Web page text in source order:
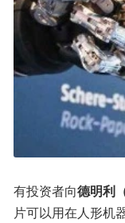
有投资者向德明利
片可以用在人形机